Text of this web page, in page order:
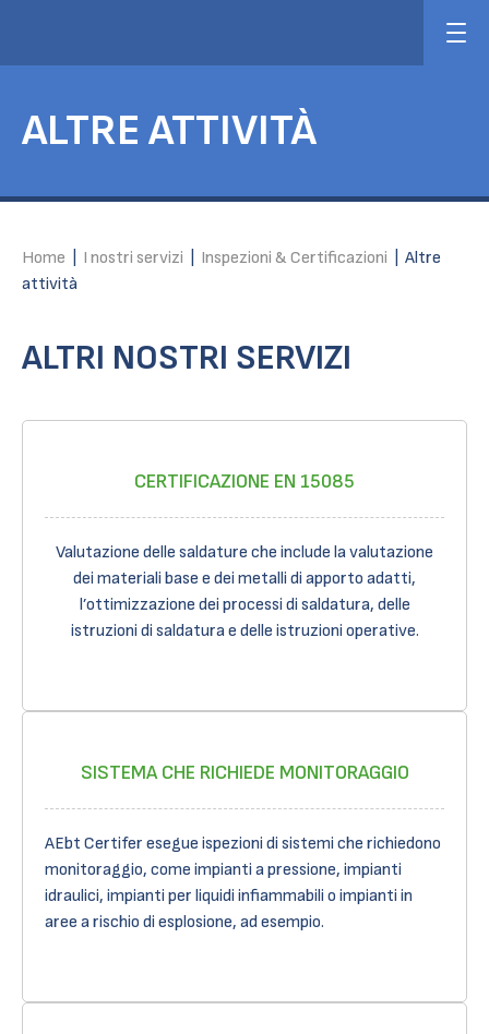
ALTRE ATTIVITÀ
Home I nostri servizi Inspezioni & Certificazioni
Altre
attività
ALTRI NOSTRI SERVIZI
CERTIFICAZIONE EN 15085
Valutazione delle saldature che include la valutazione
dei materiali base e dei metalli di apporto adatti,
l’ottimizzazione dei processi di saldatura, delle
istruzioni di saldatura e delle istruzioni operative.
SISTEMA CHE RICHIEDE MONITORAGGIO
AEbt Certifer esegue ispezioni di sistemi che richiedono
monitoraggio, come impianti a pressione, impianti
idraulici, impianti per liquidi infiammabili o impianti in
aree a rischio di esplosione, ad esempio.